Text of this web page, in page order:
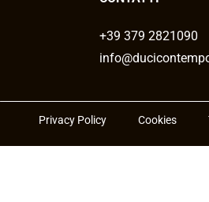
+39 379 2821090
Privacy Policy Cookies